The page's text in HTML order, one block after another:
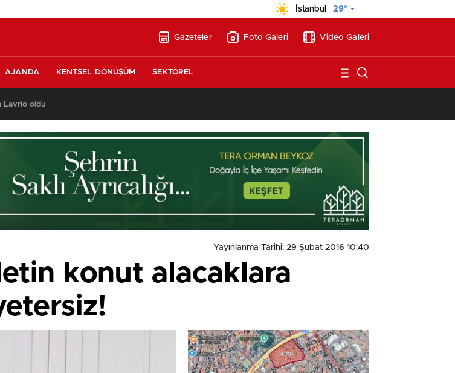
İstanbul 29°
Gazeteler Foto Galeri Video Galeri
AJANDA KENTSEL DÖNÜŞÜM SEKTÖREL
Lavrio oldu
Yayınlanma Tarihi: 29 Şubat 2016 10:40
konut alacaklara